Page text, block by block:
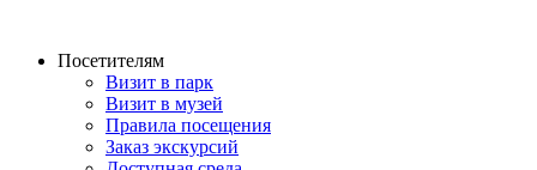
содержимому
Посетителям
Визит в парк
Визит в музей
Правила посещения
Заказ экскурсий